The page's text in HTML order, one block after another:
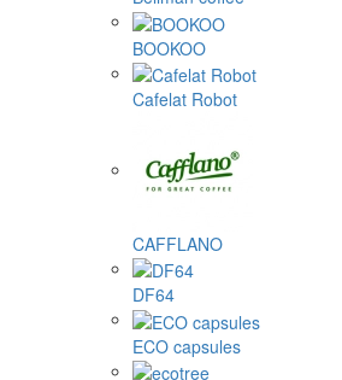
BOOKOO
Cafelat Robot
CAFFLANO
DF64
ECO capsules